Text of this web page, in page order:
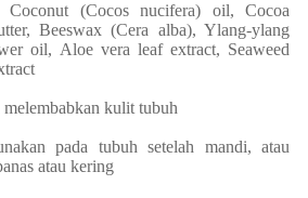
Coconut (Cocos nucifera) oil, Cocoa
Beeswax (Cera alba), Ylang-ylang
oil, Aloe vera leaf extract, Seaweed
kulit tubuh
pada tubuh setelah mandi, atau
atau kering